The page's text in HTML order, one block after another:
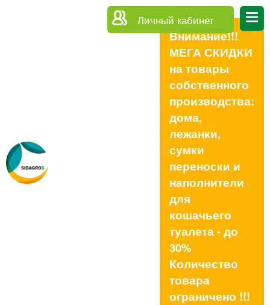
Личный кабинет
Внимание!!!
МЕГА СКИДКИ
на товары
собственного
производства:
дома,
лежанки,
сумки
переноски и
наполнители
для
кошачьего
туалета - до
30%
Количество
товара
ограничено !!!